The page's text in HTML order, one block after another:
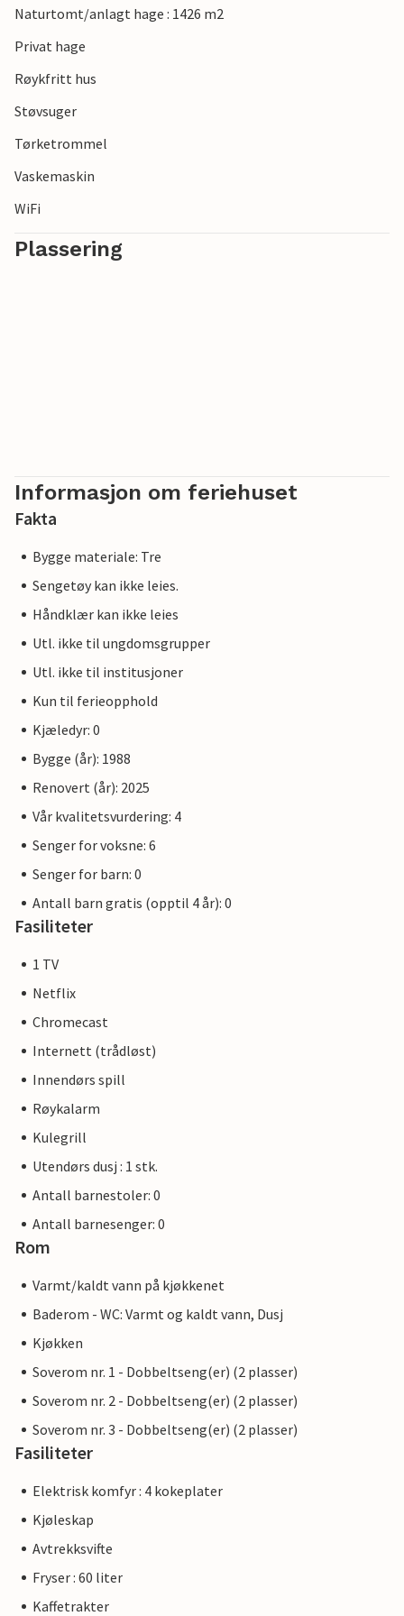
Naturtomt/anlagt hage : 1426 m2
Privat hage
Røykfritt hus
Støvsuger
Tørketrommel
Vaskemaskin
WiFi
Plassering
Informasjon om feriehuset
Fakta
Bygge materiale: Tre
Sengetøy kan ikke leies.
Håndklær kan ikke leies
Utl. ikke til ungdomsgrupper
Utl. ikke til institusjoner
Kun til ferieopphold
Kjæledyr: 0
Bygge (år): 1988
Renovert (år): 2025
Vår kvalitetsvurdering: 4
Senger for voksne: 6
Senger for barn: 0
Antall barn gratis (opptil 4 år): 0
Fasiliteter
1 TV
Netflix
Chromecast
Internett (trådløst)
Innendørs spill
Røykalarm
Kulegrill
Utendørs dusj : 1 stk.
Antall barnestoler: 0
Antall barnesenger: 0
Rom
Varmt/kaldt vann på kjøkkenet
Baderom - WC: Varmt og kaldt vann, Dusj
Kjøkken
Soverom nr. 1 - Dobbeltseng(er) (2 plasser)
Soverom nr. 2 - Dobbeltseng(er) (2 plasser)
Soverom nr. 3 - Dobbeltseng(er) (2 plasser)
Fasiliteter
Elektrisk komfyr : 4 kokeplater
Kjøleskap
Avtrekksvifte
Fryser : 60 liter
Kaffetrakter